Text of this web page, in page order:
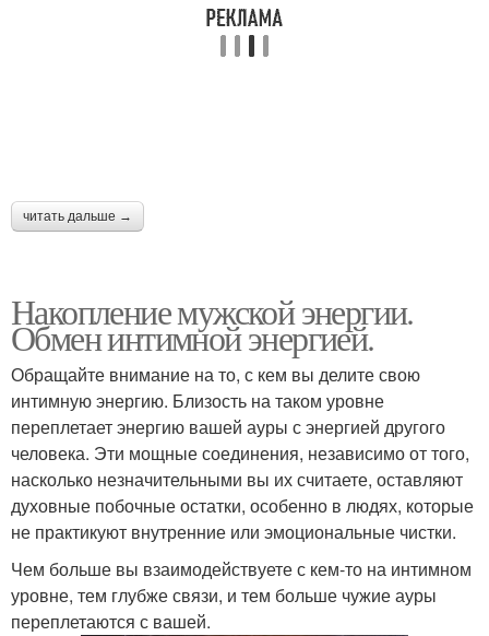
читать дальше →
Накопление мужской энергии.
Обмен интимной энергией.
Обращайте внимание на то, с кем вы делите свою
интимную энергию. Близость на таком уровне
переплетает энергию вашей ауры с энергией другого
человека. Эти мощные соединения, независимо от того,
насколько незначительными вы их считаете, оставляют
духовные побочные остатки, особенно в людях, которые
не практикуют внутренние или эмоциональные чистки.
Чем больше вы взаимодействуете с кем-то на интимном
уровне, тем глубже связи, и тем больше чужие ауры
переплетаются с вашей.